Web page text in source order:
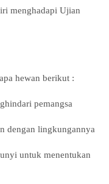
menghadapi Ujian
hewan berikut :
pemangsa
dengan lingkungannya
untuk menentukan